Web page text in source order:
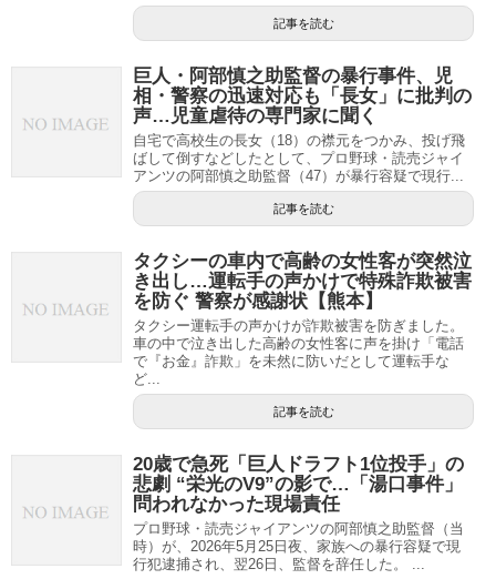
記事を読む
巨人・阿部慎之助監督の暴行事件、児
相・警察の迅速対応も「長女」に批判の
声…児童虐待の専門家に聞く
自宅で高校生の長女（18）の襟元をつかみ、投げ飛
ばして倒すなどしたとして、プロ野球・読売ジャイ
アンツの阿部慎之助監督（47）が暴行容疑で現行...
記事を読む
タクシーの車内で高齢の女性客が突然泣
き出し…運転手の声かけで特殊詐欺被害
を防ぐ 警察が感謝状【熊本】
タクシー運転手の声かけが詐欺被害を防ぎました。
車の中で泣き出した高齢の女性客に声を掛け「電話
で『お金』詐欺」を未然に防いだとして運転手な
ど...
記事を読む
20歳で急死「巨人ドラフト1位投手」の
悲劇 “栄光のV9”の影で…「湯口事件」
問われなかった現場責任
プロ野球・読売ジャイアンツの阿部慎之助監督（当
時）が、2026年5月25日夜、家族への暴行容疑で現
行犯逮捕され、翌26日、監督を辞任した。 ...